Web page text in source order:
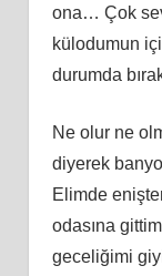
ona… Çok
külodumun
durumda
Ne olur ne
diyerek
Elimde
odasına
geceliğimi